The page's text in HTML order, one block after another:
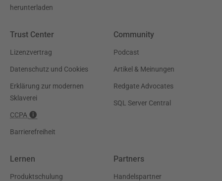
herunterladen
Trust Center
Lizenzvertrag
Datenschutz und Cookies
Erklärung zur modernen
Sklaverei
CCPA
Barrierefreiheit
Community
Podcast
Artikel & Meinungen
Redgate Advocates
SQL Server Central
Lernen
Produktschulung
Partners
Handelspartner